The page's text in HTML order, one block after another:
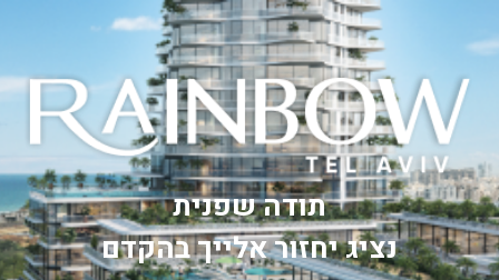
תודה שפנית
נציג יחזור אלייך בהקדם